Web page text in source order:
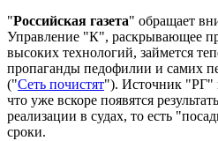
"Российская газета" обращает
Управление "К", раскрывающее
высоких технологий, займется
пропаганды педофилии и самих
("Сеть почистят"). Источник "РГ"
что уже вскоре появятся
реализации в судах, то есть
сроки.